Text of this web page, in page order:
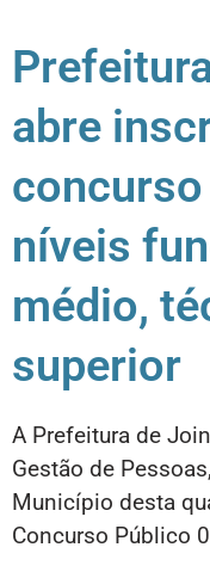
abre
níveis
médio,
superior
A Prefeitura de
Gestão de
Município desta
Concurso Público